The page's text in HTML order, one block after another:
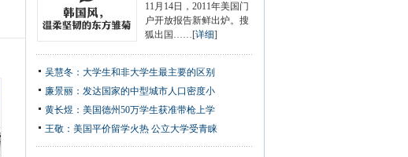
11月14日，2011年美国门
户开放报告新鲜出炉。搜
狐出国……[详细]
吴慧冬：大学生和非大学生最主要的区别
廉景丽：发达国家的中型城市人口密度小
黄长煜：美国德州50万学生获准带枪上学
王敬：美国平价留学火热 公立大学受青睐